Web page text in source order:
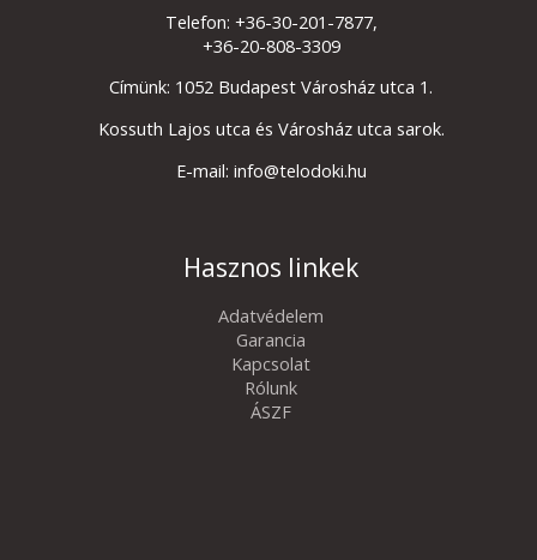
Telefon: +36-30-201-7877,
+36-20-808-3309
Címünk: 1052 Budapest Városház utca 1.
Kossuth Lajos utca és Városház utca sarok.
E-mail: info@telodoki.hu
Hasznos linkek
Adatvédelem
Garancia
Kapcsolat
Rólunk
ÁSZF